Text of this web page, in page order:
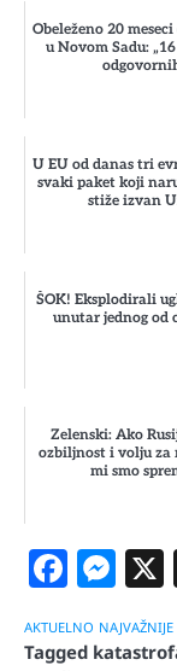
Obeleženo 20
u Novom Sadu:
U EU od danas tri
svaki paket koji
stiže izvan
ŠOK! Eksplodirali
unutar jednog od
Zelenski: Ako
ozbiljnost i volju za
mi smo
AKTUELNO NAJVAŽNIJE
Tagged